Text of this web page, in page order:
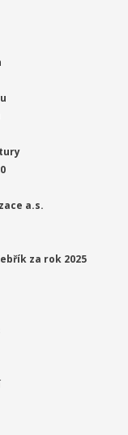
a.s.
za rok 2025